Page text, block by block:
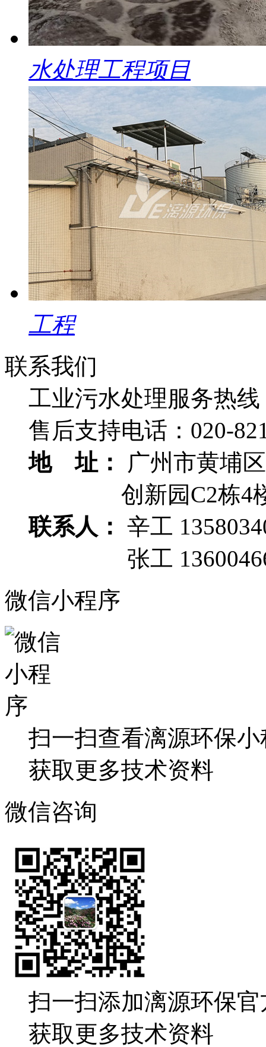
水处理工程项目
工程
联系我们
工业污水处理服务热线
售后支持电话： 020-
地 址：
广州市黄埔
创新园C2栋4
联系人： 辛工
张工
微信小程序
扫一扫查看漓源环保小
获取更多技术资料
微信咨询
扫一扫添加漓源环保
获取更多技术资料